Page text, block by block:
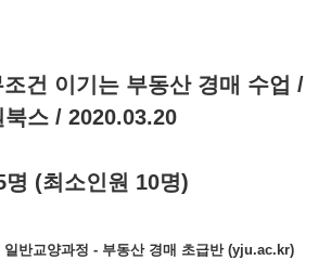
건 이기는 부동산 경매 수업 /
스 / 2020.03.20
명 (최소인원 10명)
일반교양과정 - 부동산 경매 초급반 (yju.ac.kr)